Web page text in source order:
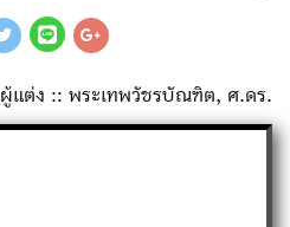
ผู้แต่ง :: พระเทพวัชรบัณฑิต, ศ.ดร.